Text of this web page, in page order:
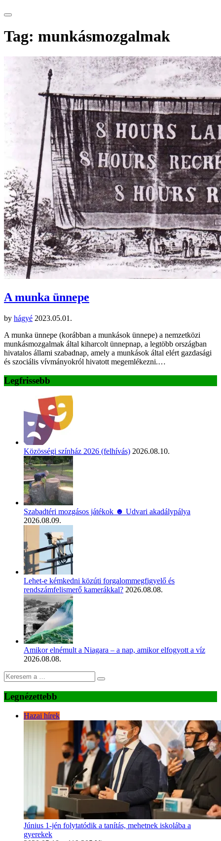
Tag: munkásmozgalmak
A munka ünnepe
by hágyé 2023.05.01.
A munka ünnepe (korábban a munkások ünnepe) a nemzetközi
munkásmozgalmak által kiharcolt ünnepnap, a legtöbb országban
hivatalos állami szabadnap, amely a munkások által elért gazdasági
és szociális vívmányokról hivatott megemlékezni.…
Legfrissebb
Közösségi színház 2026 (felhívás) 2026.08.10.
Szabadtéri mozgásos játékok ☻ Udvari akadálypálya
2026.08.09.
Lehet-e kémkedni közúti forgalommegfigyelő és
rendszámfelismerő kamerákkal? 2026.08.08.
Amikor elnémult a Niagara – a nap, amikor elfogyott a víz
2026.08.08.
Legnézettebb
Hazai hírek
Június 1-jén folytatódik a tanítás, mehetnek iskolába a
gyerekek